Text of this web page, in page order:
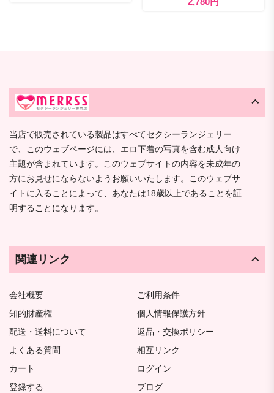
当店で販売されている製品はすべてセクシーランジェリー
で、このウェブページには、エロ下着の写真を含む成人向け
主題が含まれています。このウェブサイトの内容を未成年の
方にお見せにならないようお願いいたします。このウェブサ
イトに入ることによって、あなたは18歳以上であることを証
明することになります。
関連リンク
会社概要
ご利用条件
知的財産権
個人情報保護方針
配送・送料について
返品・交換ポリシー
よくある質問
相互リンク
カート
ログイン
登録する
ブログ